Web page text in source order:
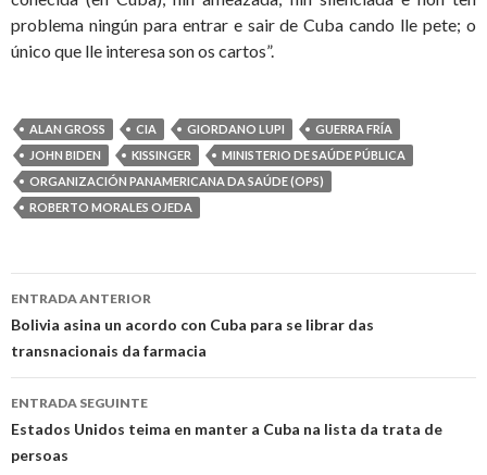
problema ningún para entrar e sair de Cuba cando lle pete; o
único que lle interesa son os cartos”.
ALAN GROSS CIA GIORDANO LUPI
GUERRA FRÍA
JOHN BIDEN
KISSINGER
MINISTERIO DE SAÚDE PÚBLICA
ORGANIZACIÓN PANAMERICANA DA SAÚDE (OPS)
ROBERTO MORALES OJEDA
Ir
a
entrada
ENTRADA ANTERIOR
Bolivia asina un acordo con Cuba para se librar das
transnacionais da farmacia
ENTRADA SEGUINTE
Estados Unidos teima en manter a Cuba na lista da trata de
persoas